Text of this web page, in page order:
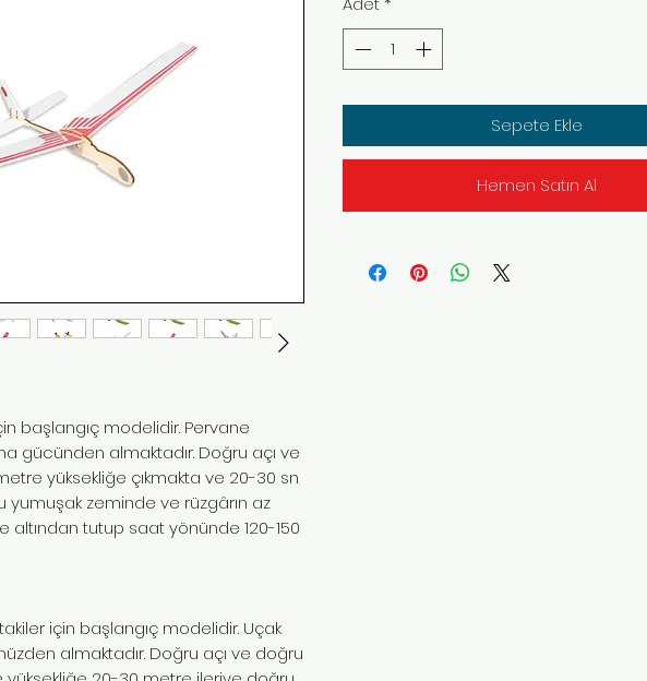
başlangıç modelidir. Pervane
gücünden almaktadır. Doğru açı ve
yüksekliğe çıkmakta ve 20-30 sn
yumuşak zeminde ve rüzgârın az
altından tutup saat yönünde 120-150
için başlangıç modelidir. Uçak
almaktadır. Doğru açı ve doğru
Sepete Ekle
Hemen Satın Al